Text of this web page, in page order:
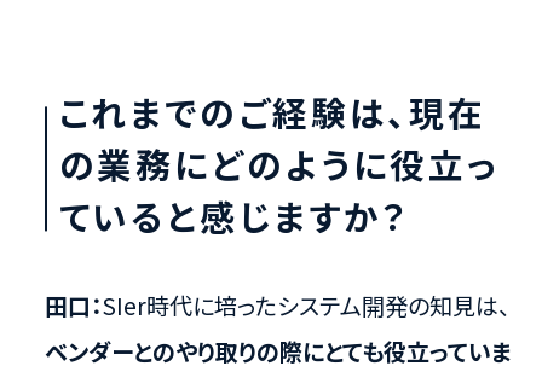
これまでのご経験は、現在
の業務にどのように役立っ
ていると感じますか？
田口：SIer時代に培ったシステム開発の知見は、
ベンダーとのやり取りの際にとても役立っていま